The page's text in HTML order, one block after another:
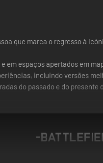
que marca o regresso à
em espaços apertados em
incluindo versões
do passado e do presente